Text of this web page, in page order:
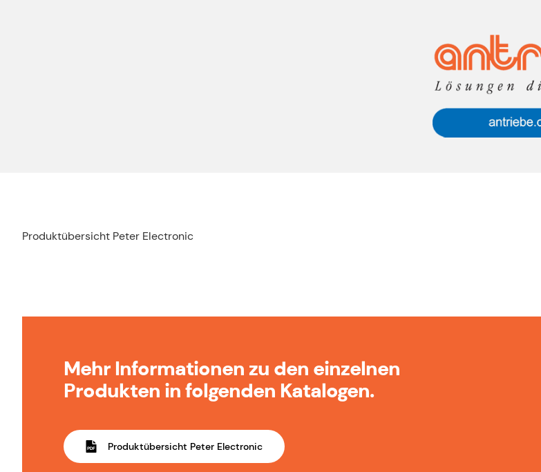
Produktübersicht Peter Electronic
Mehr Informationen zu den einzelnen
Produkten in folgenden Katalogen.
Produktübersicht Peter Electronic